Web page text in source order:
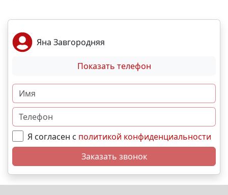
Яна Завгородняя
Показать телефон
Я согласен с политикой конфиденциальности
Заказать звонок